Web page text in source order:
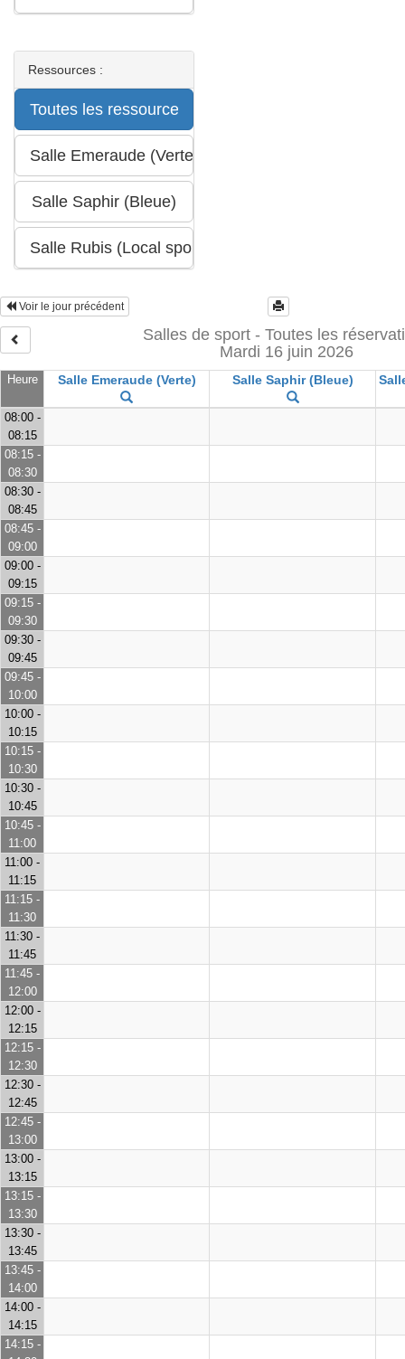
Ressources :
Voir le jour précédent
Salles de sport - Toutes les
Mardi 16 juin 2026
Heure Salle Emeraude (Verte) Salle Saphir (Bleue)
08:00 -
08:15
08:15 -
08:30
08:30 -
08:45
08:45 -
09:00
09:00 -
09:15
09:15 -
09:30
09:30 -
09:45
09:45 -
10:00
10:00 -
10:15
10:15 -
10:30
10:30 -
10:45
10:45 -
11:00
11:00 -
11:15
11:15 -
11:30
11:30 -
11:45
11:45 -
12:00
12:00 -
12:15
12:15 -
12:30
12:30 -
12:45
12:45 -
13:00
13:00 -
13:15
13:15 -
13:30
13:30 -
13:45
13:45 -
14:00
14:00 -
14:15
14:15 -